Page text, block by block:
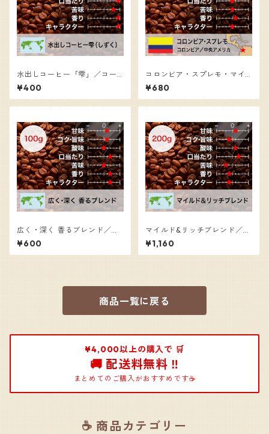
水出しコーヒー「雫」／コー
ヒー豆パック（50g）
¥400
コロンビア・スプレモ・マイ
スターセレクト／コーヒー豆
（100g）
¥680
広く・深く 香るブレンド／コ
ーヒー豆（100g）
¥600
マイルド&リッチブレンド／コ
ーヒー豆（200g）
¥1,160
商品一覧に戻る
¥4,000以上の購入で 🛒
🚚 配送料無料 ‼️
まとめてのご購入がおすすめです☕️
☕️ 商品カテゴリー